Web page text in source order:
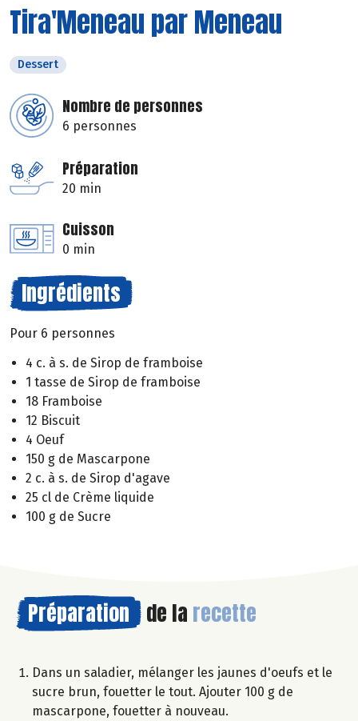
Tira'Meneau par Meneau
Dessert
Nombre de personnes
6 personnes
Préparation
20 min
Cuisson
0 min
Ingrédients
Pour 6 personnes
4 c. à s. de Sirop de framboise
1 tasse de Sirop de framboise
18 Framboise
12 Biscuit
4 Oeuf
150 g de Mascarpone
2 c. à s. de Sirop d'agave
25 cl de Crème liquide
100 g de Sucre
Préparation de la recette
Dans un saladier, mélanger les jaunes d'oeufs et le
sucre brun, fouetter le tout. Ajouter 100 g de
mascarpone, fouetter à nouveau.